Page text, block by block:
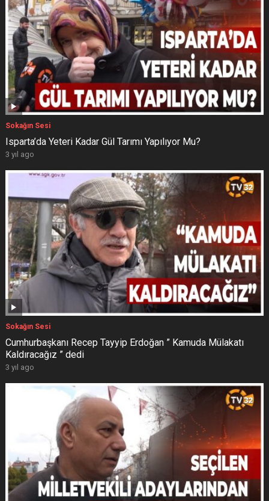
Sokağın Sesi
Isparta’da Yeteri Kadar Gül Tarımı Yapılıyor Mu?
3 yıl ago
Sokağın Sesi
Cumhurbaşkanı Recep Tayyip Erdoğan ” Kamuda Mülakatı
Kaldıracağız ” dedi
3 yıl ago